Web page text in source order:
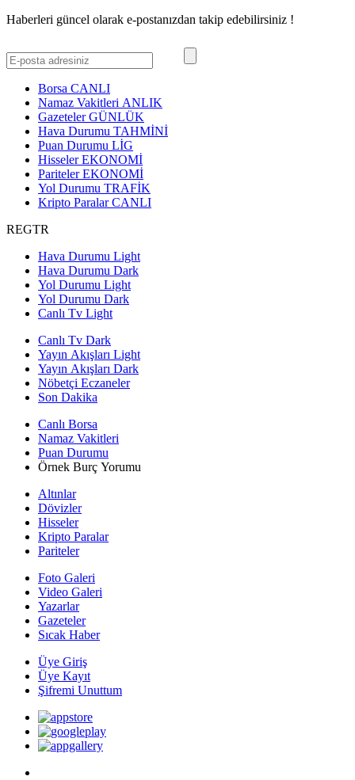
Haberleri güncel olarak e-postanızdan takip edebilirsiniz !
Borsa CANLI
Namaz Vakitleri ANLIK
GazetelerGÜNLÜK
Hava Durumu TAHMİNİ
Puan Durumu LİG
HisselerEKONOMİ
ParitelerEKONOMİ
Yol Durumu TRAFİK
Kripto ParalarCANLI
REGTR
Hava Durumu Light
Hava Durumu Dark
Yol Durumu Light
Yol Durumu Dark
Canlı Tv Light
Canlı Tv Dark
Yayın Akışları Light
Yayın Akışları Dark
Nöbetçi Eczaneler
Son Dakika
Canlı Borsa
Namaz Vakitleri
Puan Durumu
Örnek Burç Yorumu
Altınlar
Dövizler
Hisseler
Kripto Paralar
Pariteler
Foto Galeri
Video Galeri
Yazarlar
Gazeteler
Sıcak Haber
Üye Giriş
Üye Kayıt
Şifremi Unuttum